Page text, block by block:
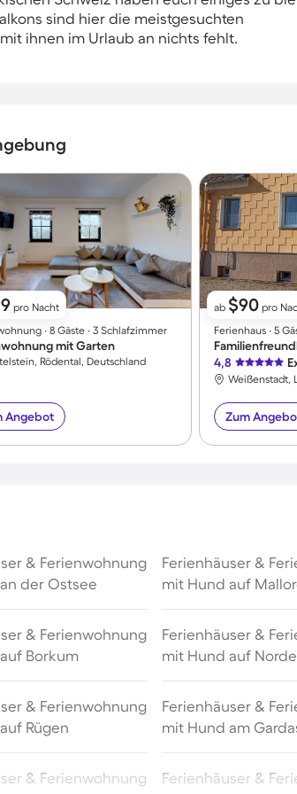
sind hier die meistgesuchten
ihnen im Urlaub an nichts fehlt.
pro Nacht
∙ 8 Gäste ∙ 3 Schlafzimmer
mit Garten
Rödental, Deutschland
Angebot
ab $90 pro
Ferienhaus ∙ 5
4,8
Zum
& Ferienwohnung
der Ostsee
Ferienhäuser &
mit Hund auf
& Ferienwohnung
Borkum
Ferienhäuser &
mit Hund auf
& Ferienwohnung
Rügen
Ferienhäuser &
mit Hund am
& Ferienwohnung
Ferienhäuser &